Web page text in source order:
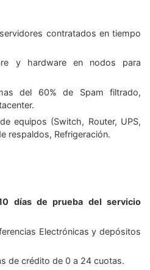
contratados en tiempo
y hardware en nodos para
del 60% de Spam filtrado,
equipos (Switch, Router, UPS,
respaldos, Refrigeración.
días de prueba del servicio
Electrónicas y depósitos
de crédito de 0 a 24 cuotas.